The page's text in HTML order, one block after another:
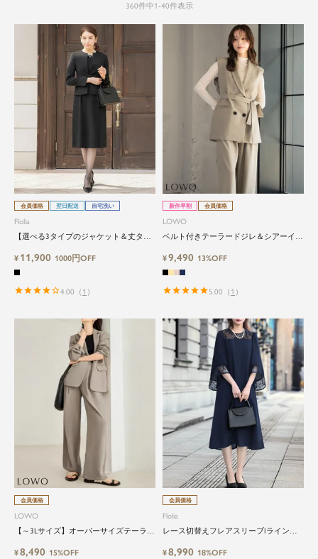
360件中1-40件表示
会員価格 翌日配送 自宅洗い
Flolia
【選べる3タイプのジャケット＆丈タイ
プセレモニースーツ
¥ 11,900 1000円OFF
4.00 （ 1 ）
新作早割 会員価格
LOWO
ベルト付きテーラードジレ＆シアーイン
ツ3点セットスーツ
¥9,490 13%OFF
5.00 （ 1 ）
会員価格
LOWO
【～3Lサイズ】オーバーサイズテーラー
ト
¥8,490 15%OFF
会員価格
Flolia
レース切替えフレアスリーブIラインワ
¥8,990 18%OFF